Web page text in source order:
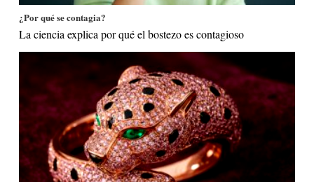
¿Por qué se contagia?
La ciencia explica por qué el bostezo es contagioso